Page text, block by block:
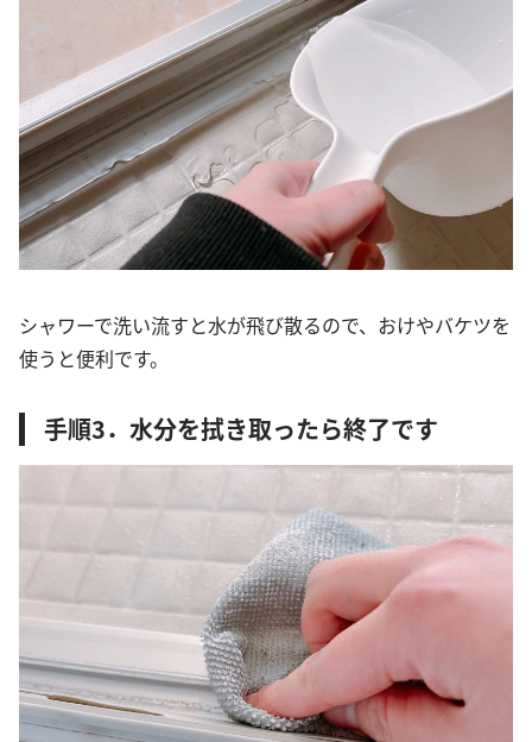
シャワーで洗い流すと水が飛び散るので、おけやバケツを
使うと便利です。
手順3．水分を拭き取ったら終了です